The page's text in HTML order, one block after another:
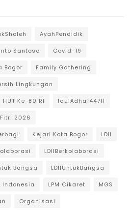
AyahPendidik
Santoso Covid-19
Bogor Family Gathering
Lingkungan
HUT Ke-80 RI IdulAdha1447H
2026
Kejari Kota Bogor LDII
LDIIBerkolaborasi
Bangsa LDIIUntukBangsa
Indonesia LPM Cikaret MGS
Organisasi